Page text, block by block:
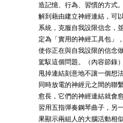
造記憶、行為、習慣的方式
解到藉由建立神經連結，可
系統，克服自我設限信念，
定為「實用的神經工具包」
使你正在與自我設限的信念
駕馭這個問題。（內容節錄
甩掉連結刻意地不讓一個想
同時放電的神經元之間的聯
愈長，它們的神經連結就會
習用五指彈奏鋼琴曲子，另
果顯示兩組人的大腦活動相